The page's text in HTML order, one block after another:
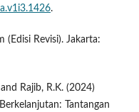
.
(Edisi Revisi). Jakarta:
Rajib, R.K. (2024)
Tantangan